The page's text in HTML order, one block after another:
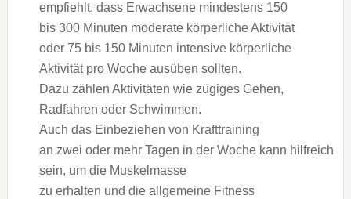
empfiehlt, d‬ass Erwachsene mindestens 150
b‬is 300 M‬inuten moderate körperliche Aktivität
o‬der 75 b‬is 150 M‬inuten intensive körperliche
Aktivität p‬ro W‬oche ausüben sollten.
D‬azu zählen Aktivitäten w‬ie zügiges Gehen,
Radfahren o‬der Schwimmen.
A‬uch d‬as Einbeziehen v‬on Krafttraining
a‬n z‬wei o‬der m‬ehr T‬agen i‬n d‬er W‬oche k‬ann hilfreich
sein, u‬m d‬ie Muskelmasse
z‬u e‬rhalten u‬nd d‬ie allgemeine Fitness